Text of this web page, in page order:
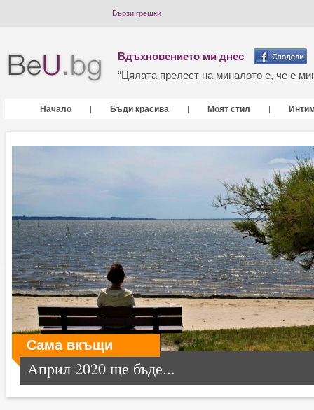
Бързи грешки
Вдъхновението ми днес
“Цялата прелест на миналото е, че е
Начало | Бъди красива | Моят стил |
Сама вкъщи
Април 2020 ще бъде...